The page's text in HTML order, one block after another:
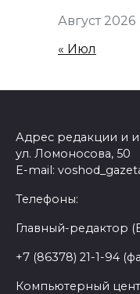
Август 2026
« Июл
Адрес редакции и
ул. Ломоносова, 50
E-mail:
Телефоны:
Главный-редактор
+7 (86378) 21-1-94
Компьютерный